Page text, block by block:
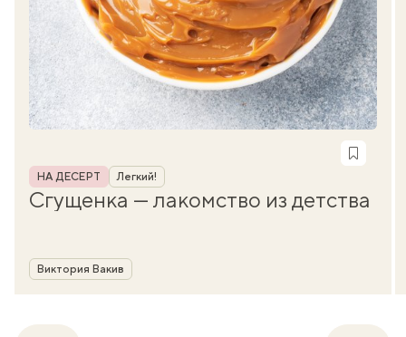
Рубрика
НА ДЕСЕРТ Легкий!
Сгущенка — лакомство из детства
Автор
Виктория Вакив